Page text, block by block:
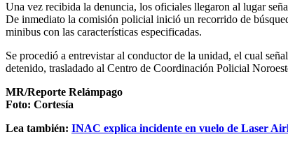
Una vez recibida la denuncia, los oficiales llegaron al lugar
De inmediato la comisión policial inició un recorrido de
minibus con las características especificadas.
Se procedió a entrevistar al conductor de la unidad, el cual
detenido, trasladado al Centro de Coordinación Policial
MR/Reporte Relámpago
Foto: Cortesía
Lea también: INAC explica incidente en vuelo de Laser